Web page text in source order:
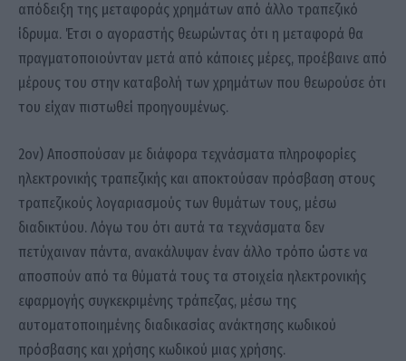
απόδειξη της μεταφοράς χρημάτων από άλλο τραπεζικό
ίδρυμα. Έτσι ο αγοραστής θεωρώντας ότι η μεταφορά θα
πραγματοποιούνταν μετά από κάποιες μέρες, προέβαινε από
μέρους του στην καταβολή των χρημάτων που θεωρούσε ότι
του είχαν πιστωθεί προηγουμένως.
2ον) Αποσπούσαν με διάφορα τεχνάσματα πληροφορίες
ηλεκτρονικής τραπεζικής και αποκτούσαν πρόσβαση στους
τραπεζικούς λογαριασμούς των θυμάτων τους, μέσω
διαδικτύου. Λόγω του ότι αυτά τα τεχνάσματα δεν
πετύχαιναν πάντα, ανακάλυψαν έναν άλλο τρόπο ώστε να
αποσπούν από τα θύματά τους τα στοιχεία ηλεκτρονικής
εφαρμογής συγκεκριμένης τράπεζας, μέσω της
αυτοματοποιημένης διαδικασίας ανάκτησης κωδικού
πρόσβασης και χρήσης κωδικού μιας χρήσης.